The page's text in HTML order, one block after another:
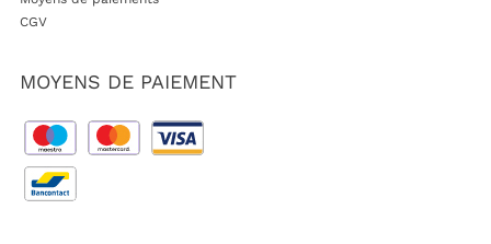
CGV
MOYENS DE PAIEMENT